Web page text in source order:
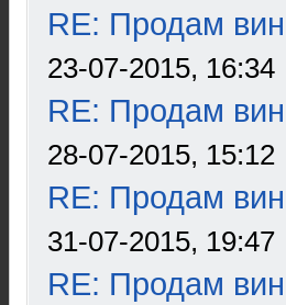
RE: Продам
23-07-2015, 16:34
RE: Продам
28-07-2015, 15:12
RE: Продам
31-07-2015, 19:47
RE: Продам